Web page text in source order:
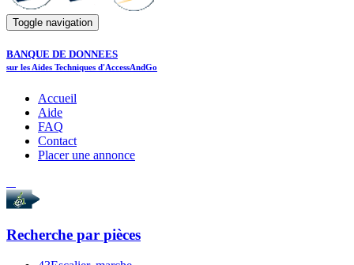
Toggle navigation
BANQUE DE DONNEES
sur les Aides Techniques d'AccessAndGo
Accueil
Aide
FAQ
Contact
Placer une annonce
Recherche par pièces